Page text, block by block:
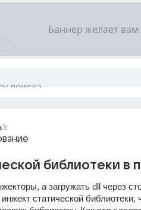
3г
библиотеки в
а загружать dll через
статической